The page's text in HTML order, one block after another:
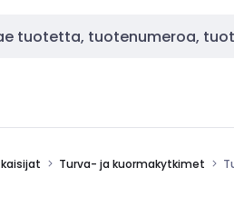
Turva- ja kuormakytkimet